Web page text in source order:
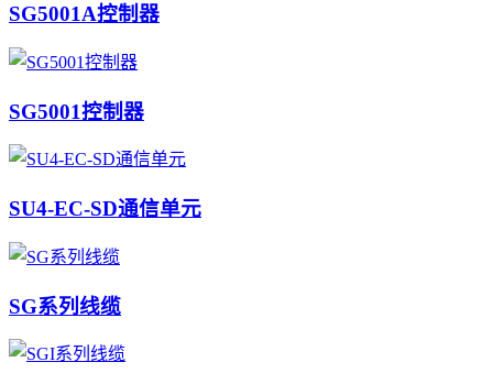
SG5001A控制器
SG5001控制器
SU4-EC-SD通信单元
SG系列线缆